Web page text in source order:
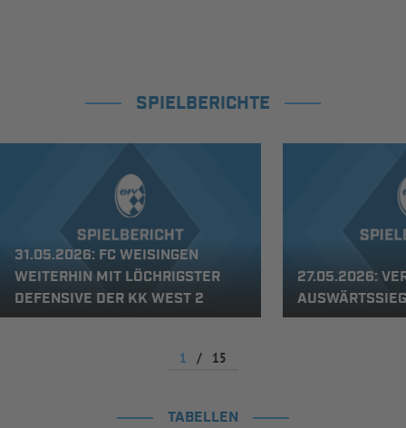
SPIELBERICHTE
31.05.2026: FC WEISINGEN
WEITERHIN MIT LÖCHRIGSTER
DEFENSIVE DER KK WEST 2
27.05.2026:
AUSWÄRTSSIEG
1 / 15
TABELLEN